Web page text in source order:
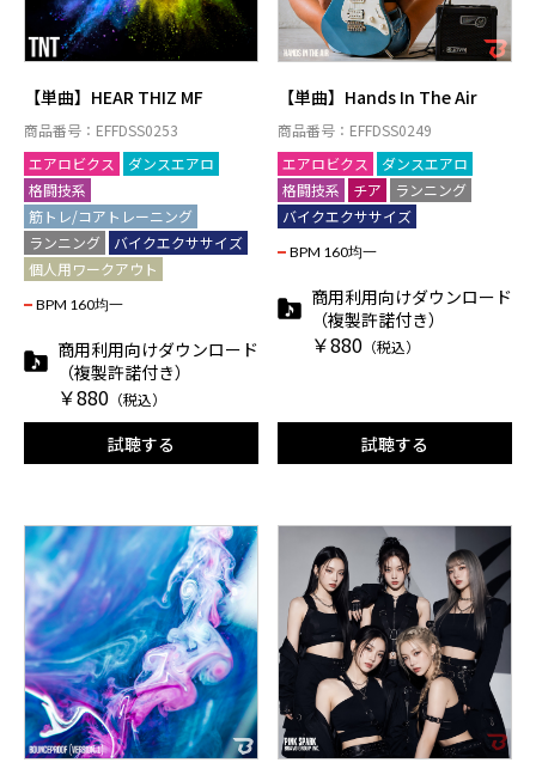
【単曲】HEAR THIZ MF
商品番号：EFFDSS0253
エアロビクス
ダンスエアロ
格闘技系
筋トレ/コアトレーニング
ランニング
バイクエクササイズ
個人用ワークアウト
BPM 160均一
商用利用向けダウンロード
（複製許諾付き）
￥880 （税込）
試聴する
【単曲】Hands In The Air
商品番号：EFFDSS0249
エアロビクス
ダンスエアロ
格闘技系
チア
ランニング
バイクエクササイズ
BPM 160均一
商用利用向けダウンロード
（複製許諾付き）
￥880 （税込）
試聴する